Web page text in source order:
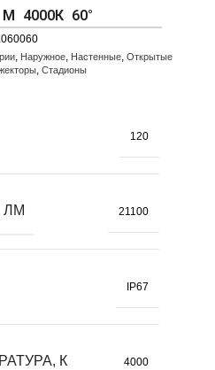
4000К 60°
, Наружное, Настенные, Открытые
, Стадионы
120
ЛМ 21100
IP67
К 4000